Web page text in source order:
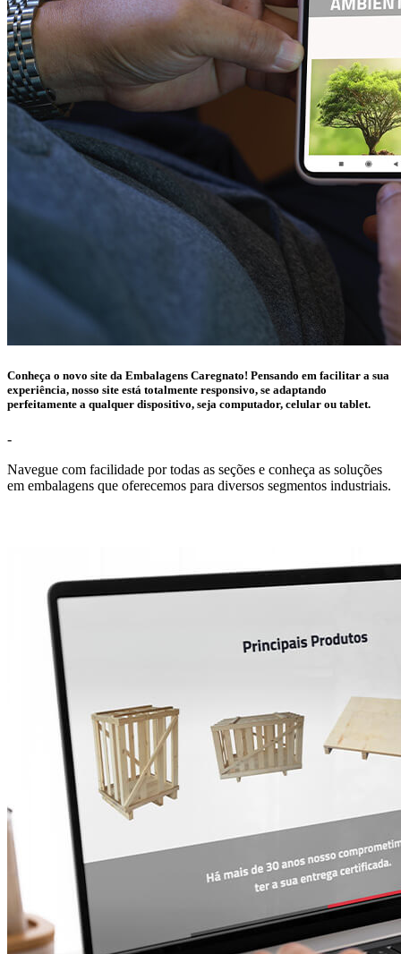
Conheça o novo site da Embalagens Caregnato! Pensando em facilitar a sua
experiência, nosso site está totalmente responsivo, se adaptando
perfeitamente a qualquer dispositivo, seja computador, celular ou tablet.
-
Navegue com facilidade por todas as seções e conheça as soluções
em embalagens que oferecemos para diversos segmentos industriais.